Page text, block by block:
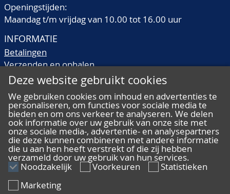
Openingstijden:
Maandag t/m vrijdag van 10.00 tot 16.00 uur
INFORMATIE
Betalingen
Verzenden en ophalen
Veilingtermen
Kwaliteitsomschrijvingen
Veelgestelde vragen
ALGEMEEN
Algemene voorwaarden
Deze website gebruikt cookies
We gebruiken cookies om inhoud en advertenties te
personaliseren, om functies voor sociale media te
bieden en om ons verkeer te analyseren. We delen
ook informatie over uw gebruik van onze site met
onze sociale media-, advertentie- en analysepartners
die deze kunnen combineren met andere informatie
die u aan hen heeft verstrekt of die zij hebben
verzameld door uw gebruik van hun services.
Noodzakelijk Voorkeuren
Statistieken
Marketing